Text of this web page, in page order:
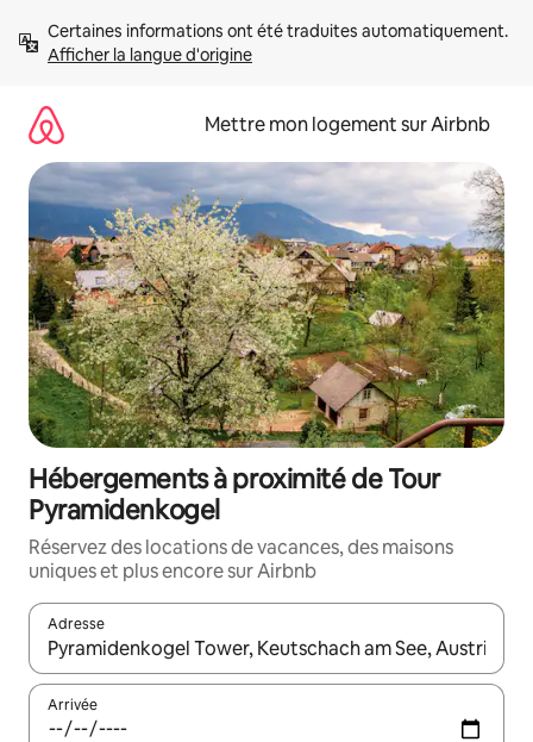
directement
Afficher la langue d'origine
Mettre mon logement sur Airbnb
Hébergements à proximité de Tour
Pyramidenkogel
Réservez des locations de vacances, des maisons
uniques et plus encore sur Airbnb
Adresse
Lorsque les résultats s'affichent, utilisez les flèches vers le
Arrivée